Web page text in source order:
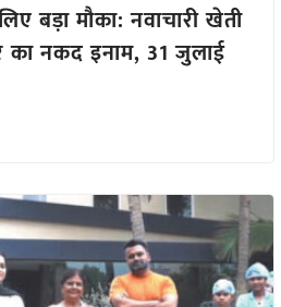
बड़ा मौका: नवाचारी खेती
का नकद इनाम, 31 जुलाई